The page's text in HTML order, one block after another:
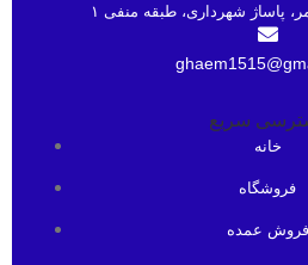
پاساژ شهرداری، طبقه منفی ۱
سریع
خانه
فروشگاه
فروش عمده